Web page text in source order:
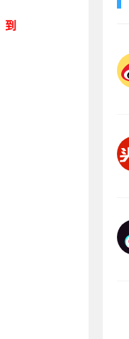
到